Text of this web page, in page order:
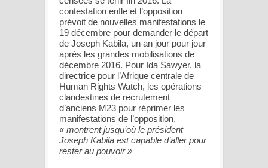
contestation enfle et l’opposition
prévoit de nouvelles manifestations le
19 décembre pour demander le départ
de Joseph Kabila, un an jour pour jour
après les grandes mobilisations de
décembre 2016. Pour Ida Sawyer, la
directrice pour l’Afrique centrale de
Human Rights Watch, les opérations
clandestines de recrutement
d’anciens M23 pour réprimer les
manifestations de l’opposition,
« montrent jusqu’où le président
Joseph Kabila est capable d’aller pour
rester au pouvoir »